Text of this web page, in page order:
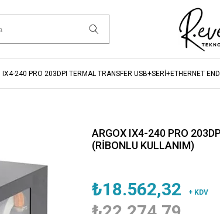
IX4-240 PRO 203DPI TERMAL TRANSFER USB+SERİ+ETHERNET
ARGOX IX4-240 PRO
(RİBONLU KULLANIM)
₺18.562,32 + KDV